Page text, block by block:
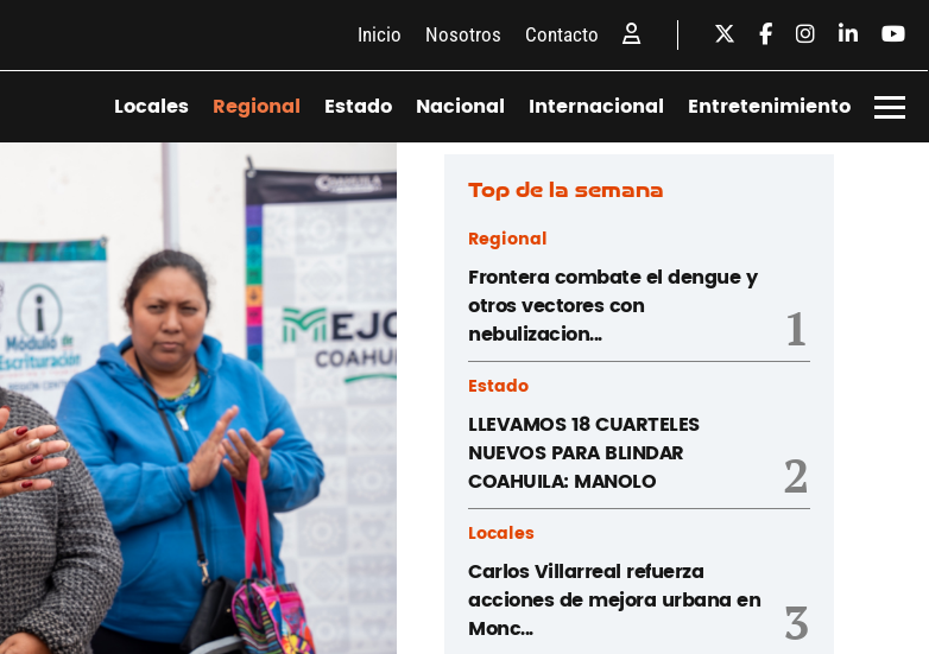
Inicio Nosotros Contacto
Locales Regional Estado Nacional Internacional Entretenimiento
Top de la semana
Regional
Frontera combate el dengue y
otros vectores con
nebulizacion...
1
Estado
LLEVAMOS 18 CUARTELES
NUEVOS PARA BLINDAR
COAHUILA: MANOLO
2
Locales
Carlos Villarreal refuerza
acciones de mejora urbana en
Monc...
3